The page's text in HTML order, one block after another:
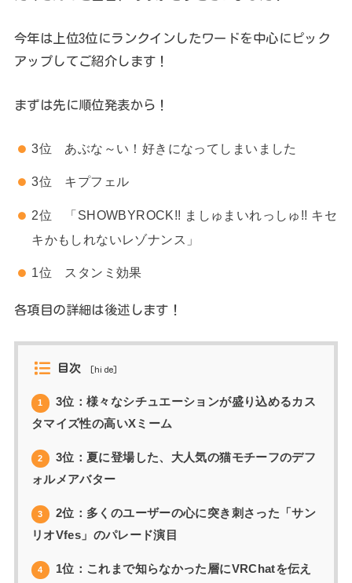
今年は上位3位にランクインしたワードを中心にピック
アップしてご紹介します！
まずは先に順位発表から！
3位 あぶな～い！好きになってしまいました
3位 キプフェル
2位 「SHOWBYROCK!! ましゅまいれっしゅ!! キセ
キかもしれないレゾナンス」
1位 スタンミ効果
各項目の詳細は後述します！
目次 [hide]
1
3位：様々なシチュエーションが盛り込めるカス
タマイズ性の高いXミーム
2
3位：夏に登場した、大人気の猫モチーフのデフ
ォルメアバター
3
2位：多くのユーザーの心に突き刺さった「サン
リオVfes」のパレード演目
4
1位：これまで知らなかった層にVRChatを伝え